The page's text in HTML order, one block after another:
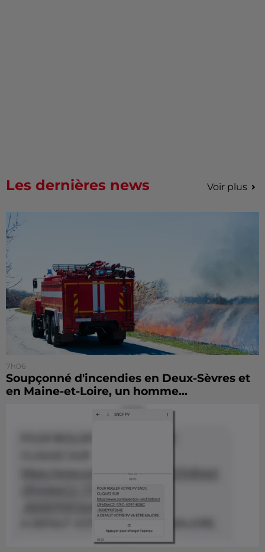
Les dernières news Voir plus
7h06
Soupçonné d'incendies en Deux-Sèvres et
en Maine-et-Loire, un homme...